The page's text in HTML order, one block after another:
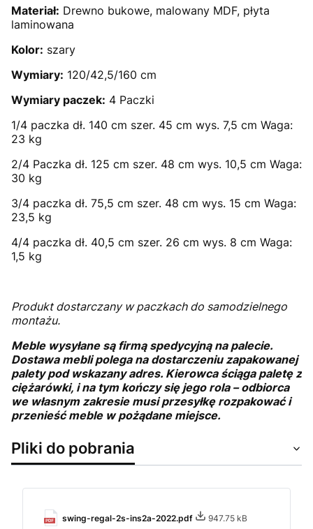
Materiał: Drewno bukowe, malowany MDF, płyta
laminowana
Kolor: szary
Wymiary: 120/42,5/160 cm
Wymiary paczek: 4 Paczki
1/4 paczka dł. 140 cm szer. 45 cm wys. 7,5 cm Waga:
23 kg
2/4 Paczka dł. 125 cm szer. 48 cm wys. 10,5 cm Waga:
30 kg
3/4 paczka dł. 75,5 cm szer. 48 cm wys. 15 cm Waga:
23,5 kg
4/4 paczka dł. 40,5 cm szer. 26 cm wys. 8 cm Waga:
1,5 kg
Produkt dostarczany w paczkach do samodzielnego
montażu.
Meble wysyłane są firmą spedycyjną na palecie.
Dostawa mebli polega na dostarczeniu zapakowanej
palety pod wskazany adres. Kierowca ściąga paletę z
ciężarówki, i na tym kończy się jego rola – odbiorca
we własnym zakresie musi przesyłkę rozpakować i
przenieść meble w pożądane miejsce.
Pliki do pobrania
swing-regal-2s-ins2a-2022.pdf 947.75 kB